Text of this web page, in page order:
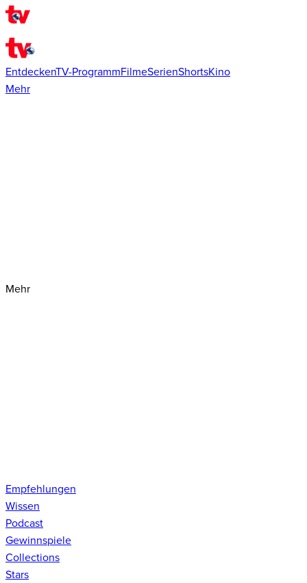
EntdeckenTV-ProgrammFilmeSerienShortsKino
Mehr
Mehr
Empfehlungen
Wissen
Podcast
Gewinnspiele
Collections
Stars